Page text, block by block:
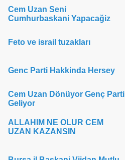
Cem Uzan Seni
Cumhurbaskani Yapacağiz
Feto ve israil tuzakları
Genc Parti Hakkinda Hersey
Cem Uzan Dönüyor Genç Parti
Geliyor
ALLAHIM NE OLUR CEM
UZAN KAZANSIN